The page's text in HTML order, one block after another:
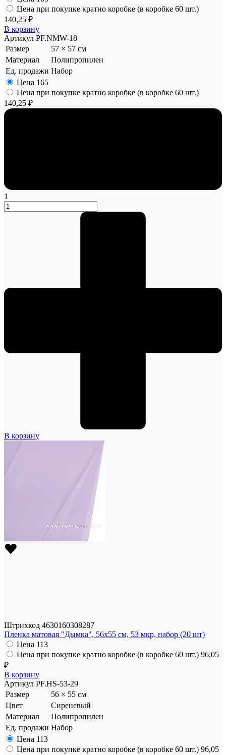
Цена при покупке кратно коробке (в коробке 60 шт.)
140,25 ₽
В корзину
Артикул PF.NMW-18
Размер
57 × 57 см
Материал
Полипропилен
Ед. продажи Набор
Цена 165
Цена при покупке кратно коробке (в коробке 60 шт.)
140,25 ₽
1
В корзину
Штрихкод 4630160308287
Пленка матовая "Дымка", 56x55 см, 53 мкр, набор (20 шт)
Цена 113
Цена при покупке кратно коробке (в коробке 60 шт.) 96,05
₽
В корзину
Артикул PF.HS-53-29
Размер
56 × 55 см
Цвет
Сиреневый
Материал
Полипропилен
Ед. продажи Набор
Цена 113
Цена при покупке кратно коробке (в коробке 60 шт.) 96,05